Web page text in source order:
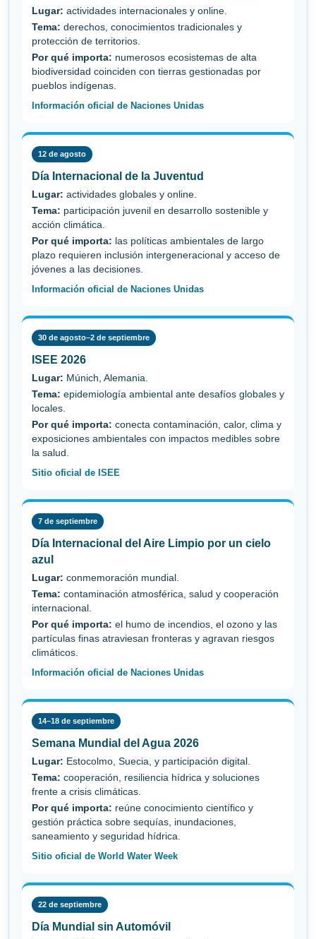
Lugar: actividades internacionales y online.
Tema: derechos, conocimientos tradicionales y
protección de territorios.
Por qué importa: numerosos ecosistemas de alta
biodiversidad coinciden con tierras gestionadas por
pueblos indígenas.
Información oficial de Naciones Unidas
12 de agosto
Día Internacional de la Juventud
Lugar: actividades globales y online.
Tema: participación juvenil en desarrollo sostenible y
acción climática.
Por qué importa: las políticas ambientales de largo
plazo requieren inclusión intergeneracional y acceso de
jóvenes a las decisiones.
Información oficial de Naciones Unidas
30 de agosto–2 de septiembre
ISEE 2026
Lugar: Múnich, Alemania.
Tema: epidemiología ambiental ante desafíos globales y
locales.
Por qué importa: conecta contaminación, calor, clima y
exposiciones ambientales con impactos medibles sobre
la salud.
Sitio oficial de ISEE
7 de septiembre
Día Internacional del Aire Limpio por un cielo
azul
Lugar: conmemoración mundial.
Tema: contaminación atmosférica, salud y cooperación
internacional.
Por qué importa: el humo de incendios, el ozono y las
partículas finas atraviesan fronteras y agravan riesgos
climáticos.
Información oficial de Naciones Unidas
14–18 de septiembre
Semana Mundial del Agua 2026
Lugar: Estocolmo, Suecia, y participación digital.
Tema: cooperación, resiliencia hídrica y soluciones
frente a crisis climáticas.
Por qué importa: reúne conocimiento científico y
gestión práctica sobre sequías, inundaciones,
saneamiento y seguridad hídrica.
Sitio oficial de World Water Week
22 de septiembre
Día Mundial sin Automóvil